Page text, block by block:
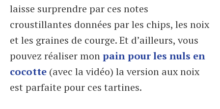
laisse surprendre par ces notes
croustillantes données par les chips, les noix
et les graines de courge. Et d’ailleurs, vous
pouvez réaliser monpain pour les nuls en
cocotte (avec la vidéo) la version aux noix
est parfaite pour ces tartines.